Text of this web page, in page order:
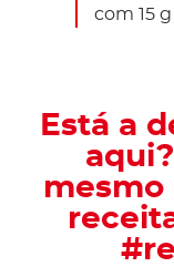
com 15
Está a
mesmo